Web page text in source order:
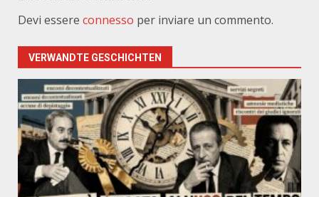
Devi essere connesso per inviare un commento.
VERWANDTE GESCHICHTEN